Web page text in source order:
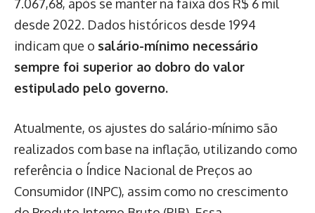
7.067,68, após se manter na faixa dos R$ 6 mil
desde 2022. Dados históricos desde 1994
indicam que o salário-mínimo necessário
sempre foi superior ao dobro do valor
estipulado pelo governo.
Atualmente, os ajustes do salário-mínimo são
realizados com base na inflação, utilizando como
referência o Índice Nacional de Preços ao
Consumidor (INPC), assim como no crescimento